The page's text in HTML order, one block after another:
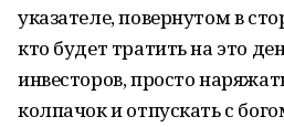
указателе, повернутом в
кто будет тратить на это
инвесторов, просто
колпачок и отпускать с